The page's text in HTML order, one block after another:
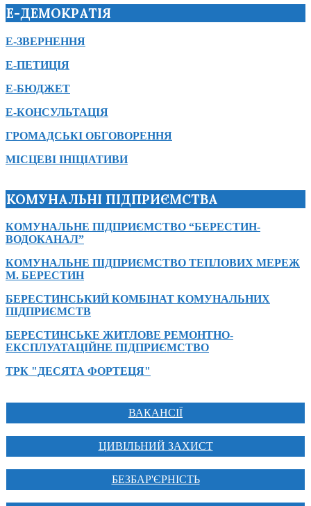
Е-ДЕМОКРАТІЯ
Е-ЗВЕРНЕННЯ
Е-ПЕТИЦІЯ
Е-БЮДЖЕТ
Е-КОНСУЛЬТАЦІЯ
ГРОМАДСЬКІ ОБГОВОРЕННЯ
МІСЦЕВІ ІНІЦІАТИВИ
КОМУНАЛЬНІ ПІДПРИЄМСТВА
КОМУНАЛЬНЕ ПІДПРИЄМСТВО “БЕРЕСТИН-
ВОДОКАНАЛ”
КОМУНАЛЬНЕ ПІДПРИЄМСТВО ТЕПЛОВИХ МЕРЕЖ
М. БЕРЕСТИН
БЕРЕСТИНСЬКИЙ КОМБІНАТ КОМУНАЛЬНИХ
ПІДПРИЄМСТВ
БЕРЕСТИНСЬКЕ ЖИТЛОВЕ РЕМОНТНО-
ЕКСПЛУАТАЦІЙНЕ ПІДПРИЄМСТВО
ТРК "ДЕСЯТА ФОРТЕЦЯ"
ВАКАНСІЇ
ЦИВІЛЬНИЙ ЗАХИСТ
БЕЗБАР'ЄРНІСТЬ